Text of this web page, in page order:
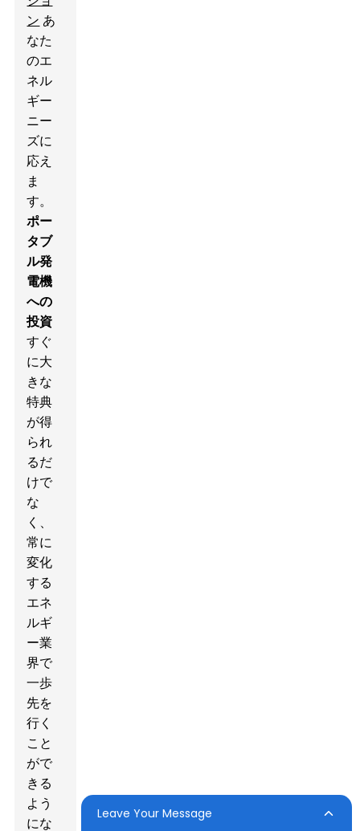
ン あ
なた
のエ
ネル
ギー
ニー
ズに
応え
ま
す。
ポー
タブ
ル発
電機
への
投資
すぐ
に大
きな
特典
が得
られ
るだ
けで
な
く、
常に
変化
する
エネ
ルギ
ー業
界で
一歩
先を
行く
こと
がで
きる
よう
にな
Leave Your Message